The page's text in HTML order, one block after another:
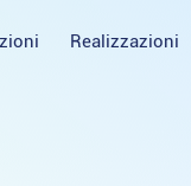
Realizzazioni